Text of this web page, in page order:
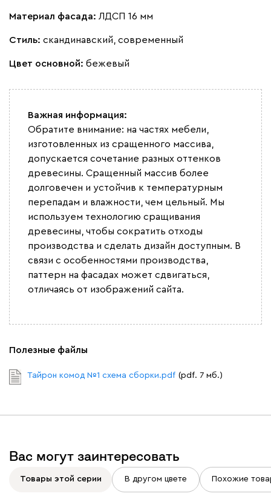
Материал фасада: ЛДСП 16 мм
Стиль: скандинавский, современный
Цвет основной: бежевый
Важная информация:
Обратите внимание: на частях мебели,
изготовленных из сращенного массива,
допускается сочетание разных оттенков
древесины. Сращенный массив более
долговечен и устойчив к температурным
перепадам и влажности, чем цельный. Мы
используем технологию сращивания
древесины, чтобы сократить отходы
производства и сделать дизайн доступным. В
связи с особенностями производства,
паттерн на фасадах может сдвигаться,
отличаясь от изображений сайта.
Полезные файлы
Тайрон комод №1 схема сборки.pdf (pdf. 7 мб.)
Вас могут заинтересовать
Товары этой серии В другом цвете Похожие